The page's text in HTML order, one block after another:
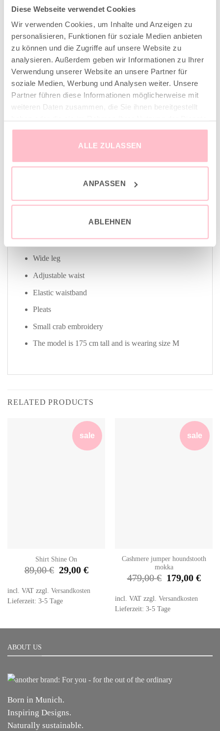
Diese Webseite verwendet Cookies
Wir verwenden Cookies, um Inhalte und Anzeigen zu
personalisieren, Funktionen für soziale Medien anbieten
zu können und die Zugriffe auf unsere Website zu
analysieren. Außerdem geben wir Informationen zu Ihrer
Verwendung unserer Website an unsere Partner für
soziale Medien, Werbung und Analysen weiter. Unsere
Partner führen diese Informationen möglicherweise mit
weiteren Daten zusammen, die Sie ihnen bereitgestellt
gesammelt haben.
ALLE ZULASSEN
ANPASSEN
ABLEHNEN
ADD TO CART
DESCRIPTION
Wide-leg Bermuda shorts made of soft cotton velour in
trendy lilac. Relaxed fit—perfect for casual everyday
Relaxed fit
Wide leg
Adjustable waist
Elastic waistband
Pleats
Small crab embroidery
The model is 175 cm tall and is wearing size M
RELATED PRODUCTS
sale
Shirt Shine On
89,00€
Original
price
89,00 €.
29,00 €Current
price
incl. VAT zzgl. Versandkosten
Lieferzeit: 3-5 Tage
sale
Cashmere jumper houndstooth
mokka
479,00€
Original
price
479,00 €.
179,00 €price
incl. VAT zzgl. Versandkosten
Lieferzeit: 3-5 Tage
ABOUT US
Born in Munich.
Inspiring Designs.
Naturally sustainable.